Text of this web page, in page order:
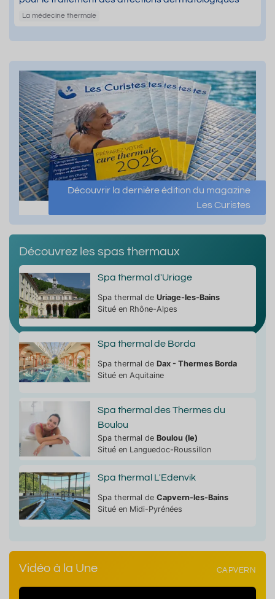
La médecine thermale
Découvrir la dernière édition du magazine
Les Curistes
Découvrez les spas thermaux
Spa thermal d'Uriage
Spa thermal de Uriage-les-Bains
Situé en Rhône-Alpes
Spa thermal de Borda
Spa thermal de Dax - Thermes Borda
Situé en Aquitaine
Spa thermal des Thermes du
Boulou
Spa thermal de Boulou (le)
Situé en Languedoc-Roussillon
Spa thermal L'Edenvik
Spa thermal de Capvern-les-Bains
Situé en Midi-Pyrénées
Vidéo à la Une CAPVERN